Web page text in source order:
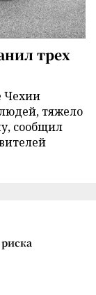
трех
Чехии
тяжело
сообщил